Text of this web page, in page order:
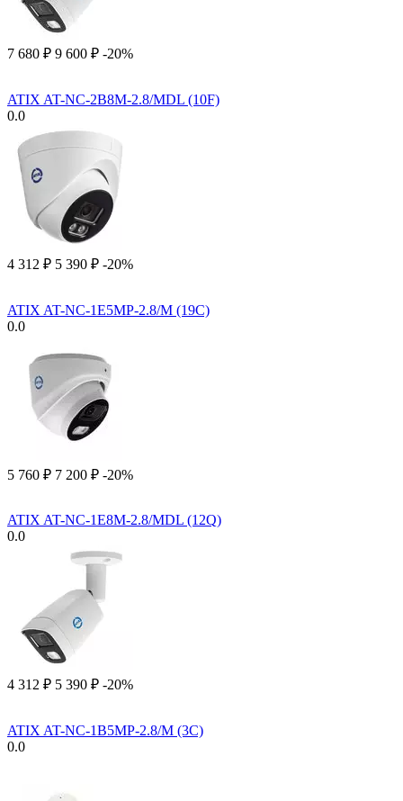
7 680 ₽ 9 600 ₽ -20%
ATIX AT-NC-2B8M-2.8/MDL (10F)
0.0
4 312 ₽ 5 390 ₽ -20%
ATIX AT-NC-1E5MP-2.8/M (19C)
0.0
5 760 ₽ 7 200 ₽ -20%
ATIX AT-NC-1E8M-2.8/MDL (12Q)
0.0
4 312 ₽ 5 390 ₽ -20%
ATIX AT-NC-1B5MP-2.8/M (3C)
0.0